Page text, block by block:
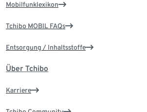
Mobilfunklexikon
Tchibo MOBIL FAQs
Entsorgung / Inhaltsstoffe
Über Tchibo
Karriere